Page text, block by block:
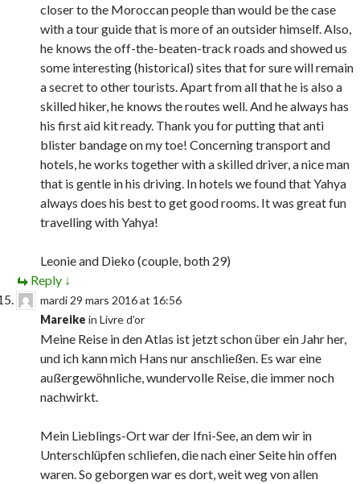
closer to the Moroccan people than would be the case
with a tour guide that is more of an outsider himself. Also,
he knows the off-the-beaten-track roads and showed us
some interesting (historical) sites that for sure will remain
a secret to other tourists. Apart from all that he is also a
skilled hiker, he knows the routes well. And he always has
his first aid kit ready. Thank you for putting that anti
blister bandage on my toe! Concerning transport and
hotels, he works together with a skilled driver, a nice man
that is gentle in his driving. In hotels we found that Yahya
always does his best to get good rooms. It was great fun
travelling with Yahya!
Leonie and Dieko (couple, both 29)
Reply ↓
mardi 29 mars 2016 at 16:56
Mareike in Livre d’or
Meine Reise in den Atlas ist jetzt schon über ein Jahr her,
und ich kann mich Hans nur anschließen. Es war eine
außergewöhnliche, wundervolle Reise, die immer noch
nachwirkt.
Mein Lieblings-Ort war der Ifni-See, an dem wir in
Unterschlüpfen schliefen, die nach einer Seite hin offen
waren. So geborgen war es dort, weit weg von allen